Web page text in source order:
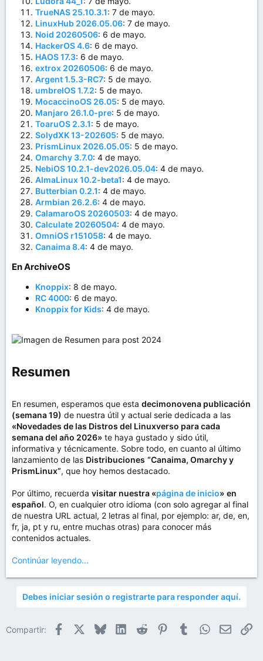
TrueNAS 25.10.3.1: 7 de mayo.
LinuxHub 2026.05.06: 7 de mayo.
Noid 20260506: 6 de mayo.
HackerOS 4.6: 6 de mayo.
HAOS 17.3: 6 de mayo.
extrox 20260506: 6 de mayo.
Argent 1.5.3-RC7: 5 de mayo.
umbrelOS 1.7.2: 5 de mayo.
MocaccinoOS 26.05: 5 de mayo.
Manjaro 26.1.0-pre: 5 de mayo.
ToaruOS 2.3.1: 5 de mayo.
SolydXK 13-202605: 5 de mayo.
PrismLinux 2026.05.05: 5 de mayo.
Omarchy 3.7.0: 4 de mayo.
NebiOS 10.2.1-dev2026.05.04: 4 de mayo.
AlmaLinux 10.2-beta1: 4 de mayo.
Butterbian 0.2.1: 4 de mayo.
Armbian 26.2.6: 4 de mayo.
CalamaroOS 20260503: 4 de mayo.
Calculate 20260504: 4 de mayo.
OmniOS r151058: 4 de mayo.
Canaima 8.4: 4 de mayo.
En ArchiveOS​
Knoppix: 8 de mayo.
RC 4000: 6 de mayo.
Knoppix for Kids: 4 de mayo.
Resumen​
En resumen, esperamos que esta decimonovena publicación
(semana 19) de nuestra útil y actual serie dedicada a las
«Novedades de las Distros del Linuxverso para cada
semana del año 2026» te haya gustado y sido útil,
informativa y técnicamente. Sobre todo, en cuanto al último
lanzamiento de las Distribuciones “Canaima, Omarchy y
PrismLinux”, que hoy hemos destacado.
Por último, recuerda visitar nuestra «página de inicio» en
español. O, en cualquier otro idioma (con solo agregar al final
de nuestra URL actual, 2 letras al final, por ejemplo: ar, de, en,
fr, ja, pt y ru, entre muchas otras) para conocer más
contenidos actuales.
Continúar leyendo...
Debes iniciar sesión o registrarte para responder aquí.
Compartir: Facebook BlueskyLinkedIn
Reddit PinterestTumblrWhatsApp
Email